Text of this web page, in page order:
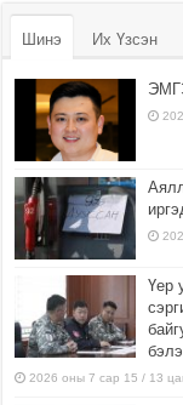
Шинэ Их Үзсэн
Үер
2026 оны 7 сар 15 / 13